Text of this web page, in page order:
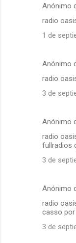
Anónimo
radio
1 de
Anónimo
radio
3 de
Anónimo
radio
fullradios
3 de
Anónimo
radio
casso
3 de